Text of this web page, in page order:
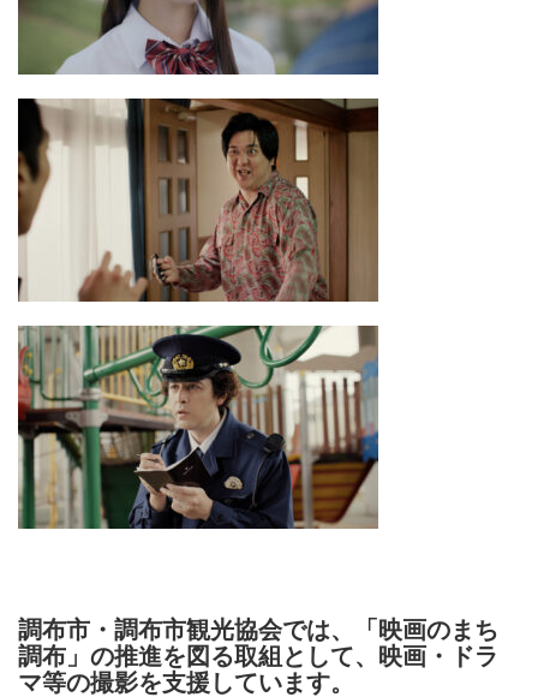
調布市・調布市観光協会では、「映画のまち
調布」の推進を図る取組として、映画・ドラ
マ等の撮影を支援しています。